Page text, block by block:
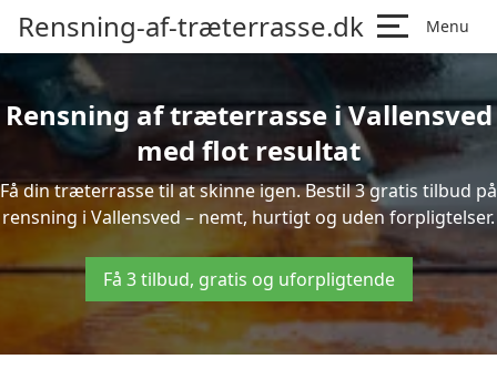
Rensning-af-træterrasse.dk Menu
Rensning af træterrasse i Vallensved
med flot resultat
Få din træterrasse til at skinne igen. Bestil 3 gratis tilbud på
rensning i Vallensved – nemt, hurtigt og uden forpligtelser.
Få 3 tilbud, gratis og uforpligtende